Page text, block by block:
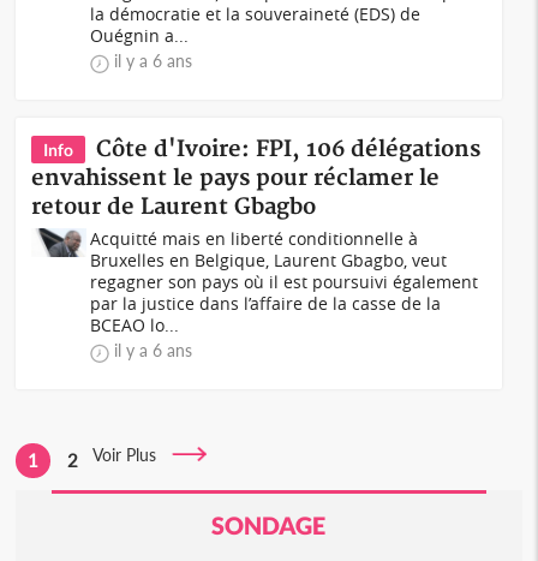
la démocratie et la souveraineté (EDS) de
Ouégnin a...
il y a 6 ans
Info
Côte d'Ivoire: FPI, 106 délégations
envahissent le pays pour réclamer le
retour de Laurent Gbagbo
Acquitté mais en liberté conditionnelle à
Bruxelles en Belgique, Laurent Gbagbo, veut
regagner son pays où il est poursuivi également
par la justice dans l’affaire de la casse de la
BCEAO lo...
il y a 6 ans
1 2 Voir Plus
SONDAGE